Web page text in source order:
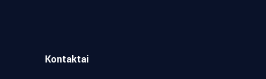
Kontaktai